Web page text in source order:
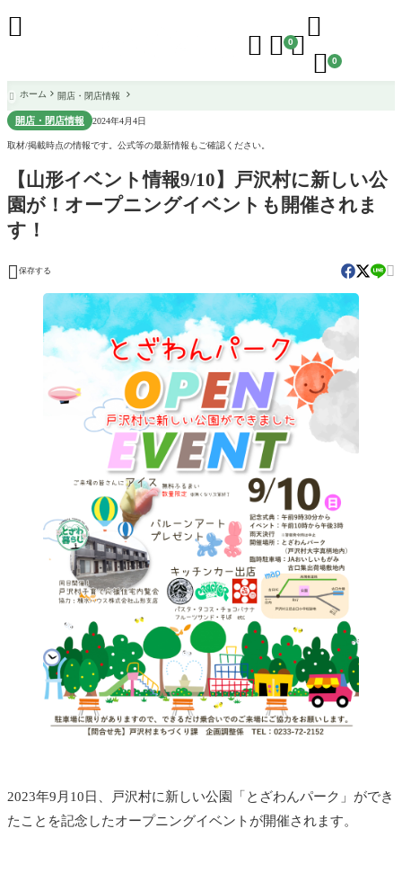
  0

 0

 ホーム 開店・閉店情報
開店・閉店情報 2024年4月4日
取材/掲載時点の情報です。公式等の最新情報もご確認ください。
【山形イベント情報9/10】戸沢村に新しい公
園が！オープニングイベントも開催されま
す！
 保存する 
2023年9月10日、戸沢村に新しい公園「とざわんパーク」ができ
たことを記念したオープニングイベントが開催されます。